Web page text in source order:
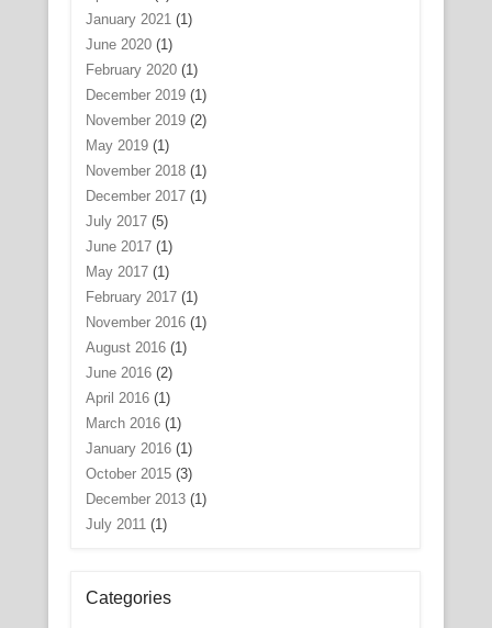
January 2021(1)
June 2020(1)
February 2020(1)
December 2019(1)
November 2019(2)
May 2019(1)
November 2018(1)
December 2017(1)
July 2017(5)
June 2017(1)
May 2017(1)
February 2017(1)
November 2016(1)
August 2016(1)
June 2016(2)
April 2016(1)
March 2016(1)
January 2016(1)
October 2015(3)
December 2013(1)
July 2011(1)
Categories